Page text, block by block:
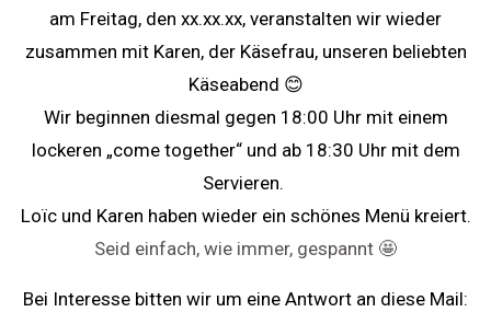
am Freitag, den xx.xx.xx, veranstalten wir wieder
zusammen mit Karen, der Käsefrau, unseren beliebten
Käseabend 😊
Wir beginnen diesmal gegen 18:00 Uhrmit einem
lockeren „come together“ und ab 18:30 Uhr mit dem
Servieren.
Loïc und Karen haben wieder ein schönes Menü kreiert.
Seid einfach, wie immer, gespannt 🤩
Bei Interesse bitten wir um eine Antwort an diese Mail: